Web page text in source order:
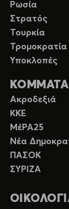
Ρωσία
Στρατός
Τουρκία
Τρομοκρατία
Υποκλοπές
ΚΟΜΜΑΤΑ
Ακροδεξιά
ΚΚΕ
ΜέΡΑ25
Νέα
ΠΑΣΟΚ
ΣΥΡΙΖΑ